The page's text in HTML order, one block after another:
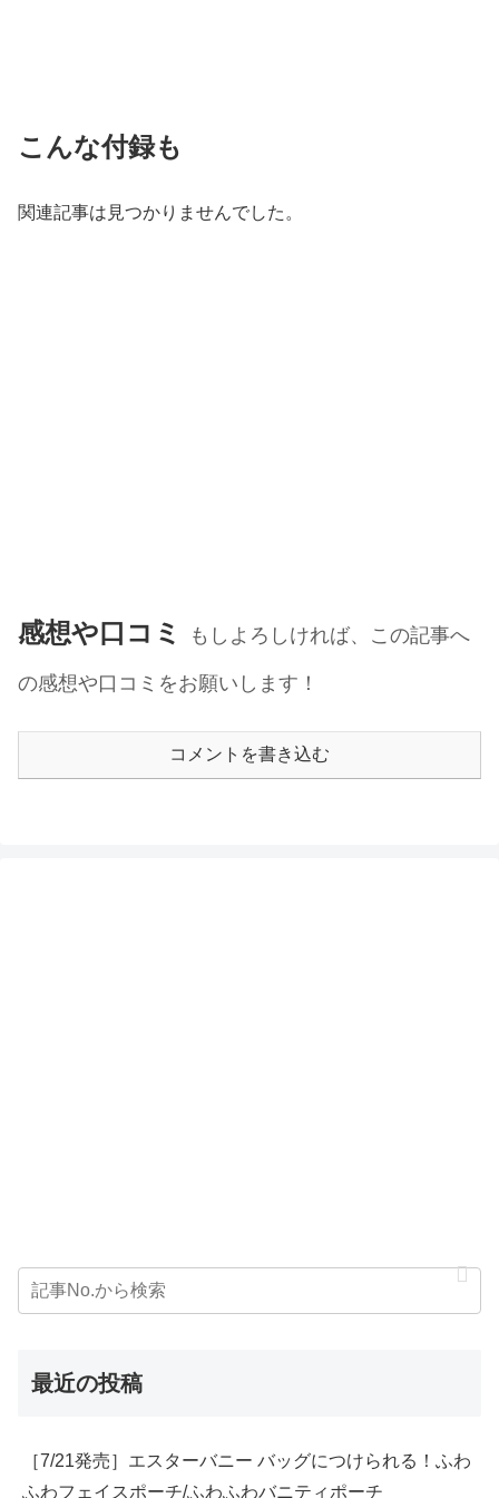
こんな付録も
関連記事は見つかりませんでした。
感想や口コミ
もしよろしければ、この記事へ
の感想や口コミをお願いします！
コメントを書き込む
最近の投稿
［7/21発売］エスターバニー バッグにつけられる！ふわ
ふわフェイスポーチ/ふわふわバニティポーチ